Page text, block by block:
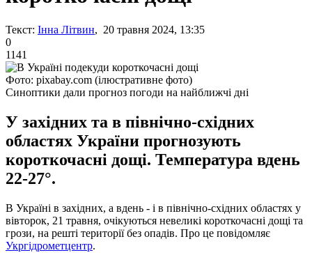
Текст: Інна Літвин, 20 травня 2024, 13:35
0
1141
Фото: pixabay.com (ілюстративне фото)
Синоптики дали прогноз погоди на найближчі дні
У західних та в північно-східних
областях України прогнозують
короткочасні дощі. Температура вдень
22-27°.
В Україні в західних, а вдень - і в північно-східних областях у
вівторок, 21 травня, очікуються невеликі короткочасні дощі та
грози, на решті території без опадів. Про це повідомляє
Укргідрометцентр.